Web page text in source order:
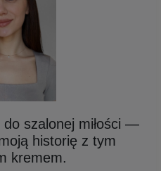
szalonej miłości —
historię z tym
kremem.